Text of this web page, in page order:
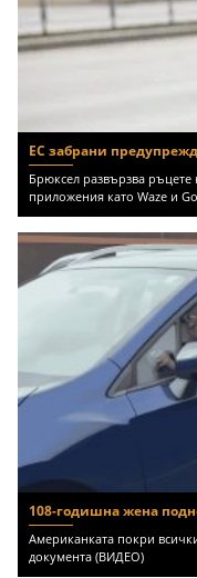
ЕС забрани
Брюксел развързва ръцете
приложения като Waze и
108-годишна жена
Американката покри
документа (ВИДЕО)